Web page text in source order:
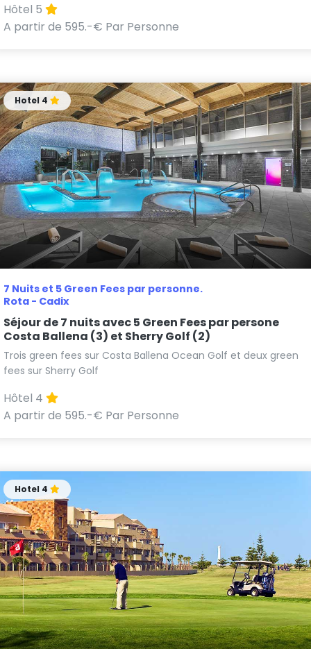
Hôtel 5
A partir de 595.-€ Par Personne
7 Nuits et 5 Green Fees par personne.
Rota - Cadix
Hotel 4
Séjour de 7 nuits avec 5 Green Fees par persone
Costa Ballena (3) et Sherry Golf (2)
Trois green fees sur Costa Ballena Ocean Golf et deux green
fees sur Sherry Golf
Hôtel 4
A partir de 595.-€ Par Personne
Hotel 4